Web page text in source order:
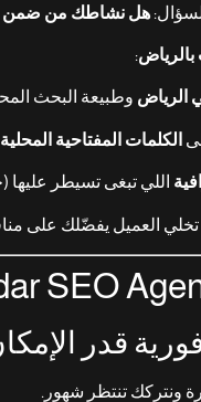
هل نشاطك من ضمن
:
الرياض وطبيعة البحث
الكلمات المفتاحية المحلية
اللي تبغى تسيطر
العميل يفضّلك على
ونتركك تنتظر شهور.